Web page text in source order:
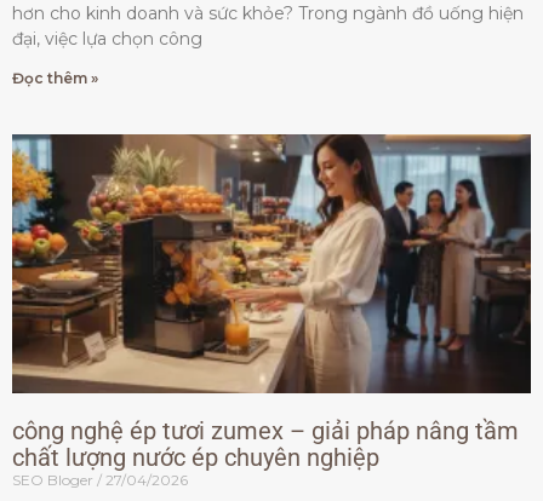
hơn cho kinh doanh và sức khỏe? Trong ngành đồ uống hiện
đại, việc lựa chọn công
Đọc thêm »
công nghệ ép tươi zumex – giải pháp nâng tầm
chất lượng nước ép chuyên nghiệp
SEO Bloger 27/04/2026